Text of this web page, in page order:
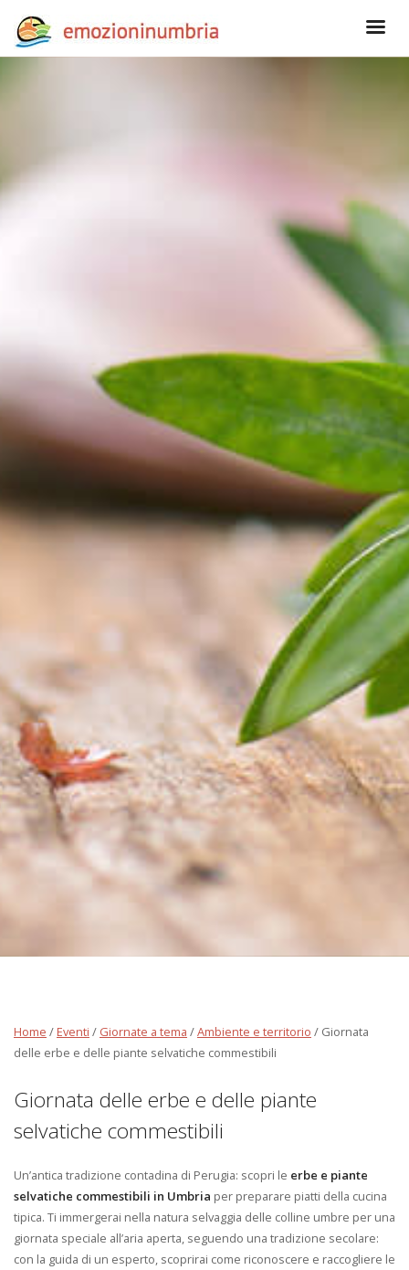
Home / Eventi / Giornate a tema /Ambiente e territorio / Giornata
delle erbe e delle piante selvatiche commestibili
Giornata delle erbe e delle piante
selvatiche commestibili
Un’antica tradizione contadina di Perugia: scopri le erbe e piante
selvatiche commestibili in Umbria per preparare piatti della cucina
tipica. Ti immergerai nella natura selvaggia delle colline umbre per una
giornata speciale all’aria aperta, seguendo una tradizione secolare:
con la guida di un esperto, scoprirai come riconoscere e raccogliere le